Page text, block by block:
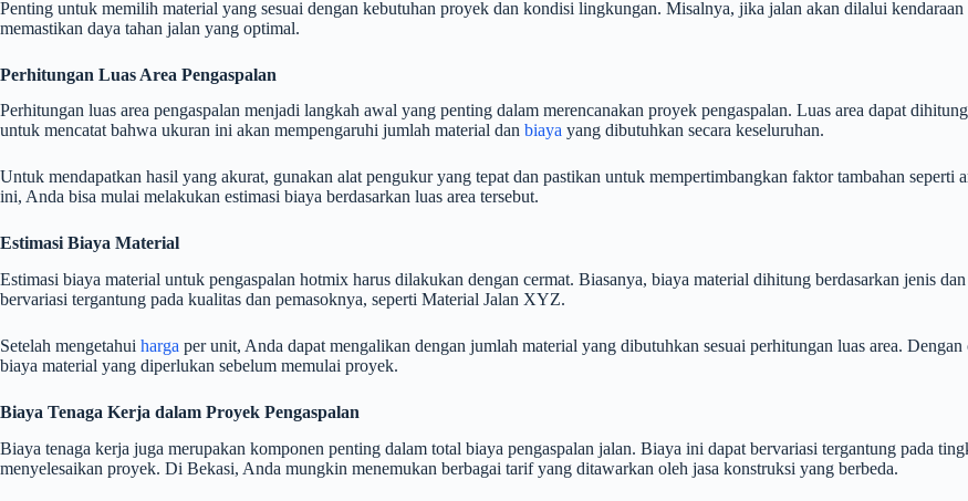
Penting untuk memilih material yang sesuai dengan kebutuhan proyek dan kondisi lingkungan. Misalnya, jika jalan akan dilalui
memastikan daya tahan jalan yang optimal.
Perhitungan Luas Area Pengaspalan
Perhitungan luas area pengaspalan menjadi langkah awal yang penting dalam merencanakan proyek pengaspalan. Luas area dapat
untuk mencatat bahwa ukuran ini akan mempengaruhi jumlah material dan biaya yang dibutuhkan secara keseluruhan.
Untuk mendapatkan hasil yang akurat, gunakan alat pengukur yang tepat dan pastikan untuk mempertimbangkan faktor tambahan seperti
ini, Anda bisa mulai melakukan estimasi biaya berdasarkan luas area tersebut.
Estimasi Biaya Material
Estimasi biaya material untuk pengaspalan hotmix harus dilakukan dengan cermat. Biasanya, biaya material dihitung berdasarkan jenis
bervariasi tergantung pada kualitas dan pemasoknya, seperti Material Jalan XYZ.
Setelah mengetahui harga per unit, Anda dapat mengalikan dengan jumlah material yang dibutuhkan sesuai perhitungan luas area.
biaya material yang diperlukan sebelum memulai proyek.
Biaya Tenaga Kerja dalam Proyek Pengaspalan
Biaya tenaga kerja juga merupakan komponen penting dalam total biaya pengaspalan jalan. Biaya ini dapat bervariasi tergantung pada
menyelesaikan proyek. Di Bekasi, Anda mungkin menemukan berbagai tarif yang ditawarkan oleh jasa konstruksi yang berbeda.